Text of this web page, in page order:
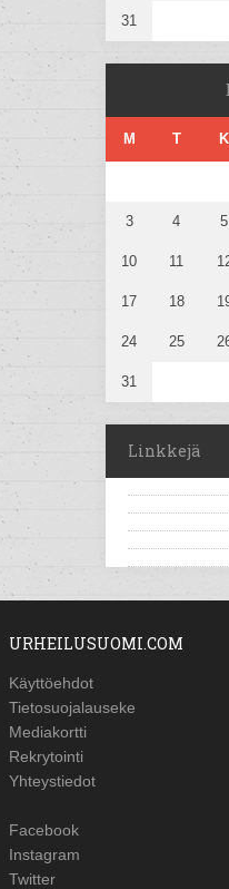
31
M T K
3 4 5
10 11
17 18
24 25
31
Linkkejä
URHEILUSUOMI.COM
Käyttöehdot
Tietosuojalauseke
Mediakortti
Rekrytointi
Yhteystiedot
Facebook
Instagram
Twitter